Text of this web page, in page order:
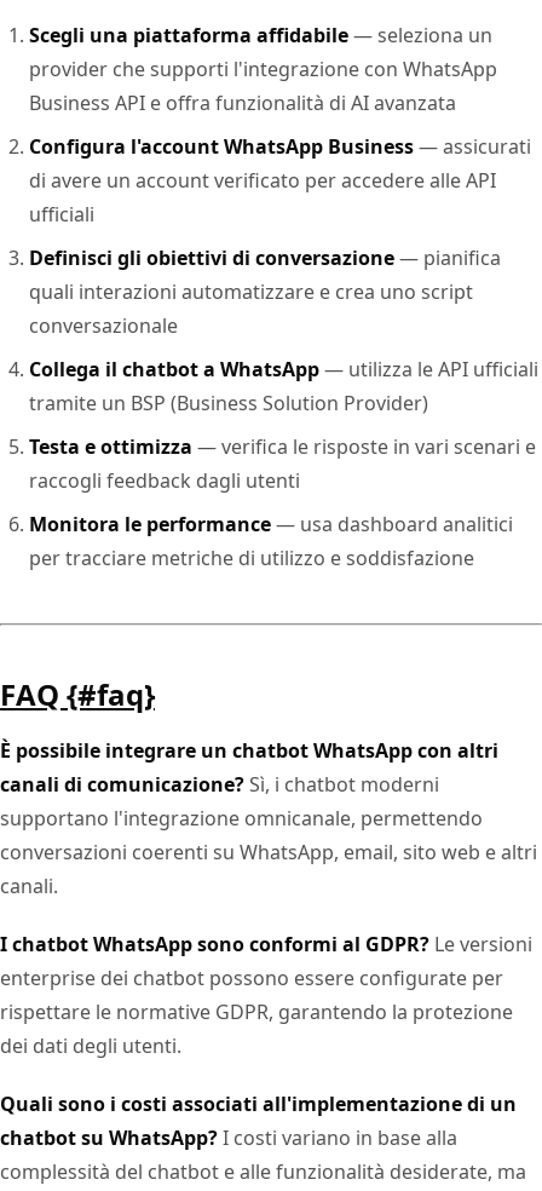
Scegli una piattaforma affidabile— seleziona un
provider che supporti l'integrazione con WhatsApp
Business API e offra funzionalità di AI avanzata
Configura l'account WhatsApp Business— assicurati
di avere un account verificato per accedere alle API
ufficiali
Definisci gli obiettivi di conversazione— pianifica
quali interazioni automatizzare e crea uno script
conversazionale
Collega il chatbot a WhatsApp— utilizza le API ufficiali
tramite un BSP (Business Solution Provider)
Testa e ottimizza — verifica le risposte in vari scenari e
raccogli feedback dagli utenti
Monitora le performance— usa dashboard analitici
per tracciare metriche di utilizzo e soddisfazione
FAQ {#faq}
È possibile integrare un chatbot WhatsApp con altri
canali di comunicazione?Sì, i chatbot moderni
supportano l'integrazione omnicanale, permettendo
conversazioni coerenti su WhatsApp, email, sito web e altri
canali.
I chatbot WhatsApp sono conformi al GDPR? Le versioni
enterprise dei chatbot possono essere configurate per
rispettare le normative GDPR, garantendo la protezione
dei dati degli utenti.
Quali sono i costi associati all'implementazione di un
chatbot su WhatsApp?I costi variano in base alla
complessità del chatbot e alle funzionalità desiderate, ma